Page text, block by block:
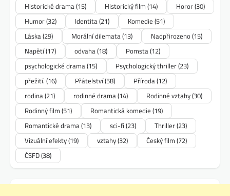
Historické drama(15) Historický film (14) Horor(30)
Humor(32) Identita(21) Komedie (51)
Láska(29) Morální dilemata(13) Nadpřirozeno(15)
Napětí(17) odvaha(18) Pomsta(12)
psychologické drama(15) Psychologický thriller(23)
přežití. (16) Přátelství(58) Příroda(12)
rodina(21) rodinné drama(14) Rodinné vztahy(30)
Rodinný film (51) Romantická komedie (19)
Romantické drama(13) sci-fi (23) Thriller(23)
Vizuální efekty(19) vztahy(32) Český film (72)
ČSFD(38)